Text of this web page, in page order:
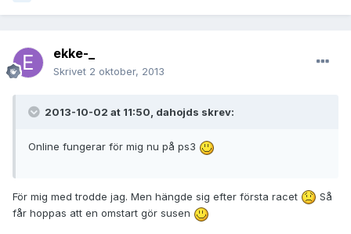
ekke-_
Skrivet 2 oktober, 2013
2013-10-02 at 11:50, dahojds skrev:
Online fungerar för mig nu på ps3
För mig med trodde jag. Men hängde sig efter första racet
Så
får hoppas att en omstart gör susen